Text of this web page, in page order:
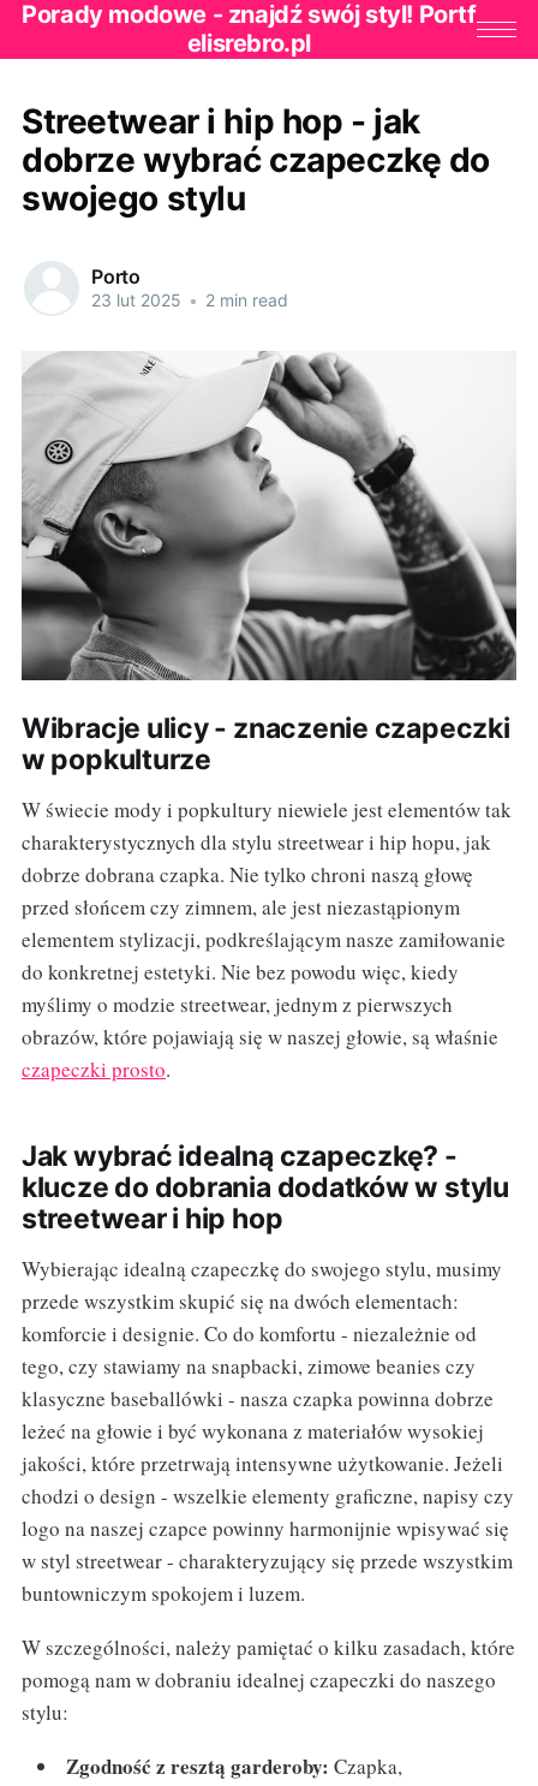
Porady modowe - znajdź swój styl! Portf
elisrebro.pl
Streetwear i hip hop - jak
dobrze wybrać czapeczkę do
swojego stylu
Porto
23 lut 2025 • 2 min read
Wibracje ulicy - znaczenie czapeczki
w popkulturze
W świecie mody i popkultury niewiele jest elementów tak
charakterystycznych dla stylu streetwear i hip hopu, jak
dobrze dobrana czapka. Nie tylko chroni naszą głowę
przed słońcem czy zimnem, ale jest niezastąpionym
elementem stylizacji, podkreślającym nasze zamiłowanie
do konkretnej estetyki. Nie bez powodu więc, kiedy
myślimy o modzie streetwear, jednym z pierwszych
obrazów, które pojawiają się w naszej głowie, są właśnie
czapeczki prosto.
Jak wybrać idealną czapeczkę? -
klucze do dobrania dodatków w stylu
streetwear i hip hop
Wybierając idealną czapeczkę do swojego stylu, musimy
przede wszystkim skupić się na dwóch elementach:
komforcie i designie. Co do komfortu - niezależnie od
tego, czy stawiamy na snapbacki, zimowe beanies czy
klasyczne baseballówki - nasza czapka powinna dobrze
leżeć na głowie i być wykonana z materiałów wysokiej
jakości, które przetrwają intensywne użytkowanie. Jeżeli
chodzi o design - wszelkie elementy graficzne, napisy czy
logo na naszej czapce powinny harmonijnie wpisywać się
w styl streetwear - charakteryzujący się przede wszystkim
buntowniczym spokojem i luzem.
W szczególności, należy pamiętać o kilku zasadach, które
pomogą nam w dobraniu idealnej czapeczki do naszego
stylu:
Zgodność z resztą garderoby: Czapka,